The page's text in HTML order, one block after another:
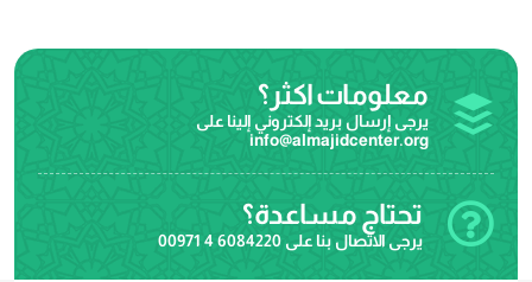
معلومات اكثر؟
يرجى إرسال بريد إلكتروني إلينا على
info@almajidcenter.org
تحتاج مساعدة؟
يرجى الاتصال بنا على 00971 4 6084220